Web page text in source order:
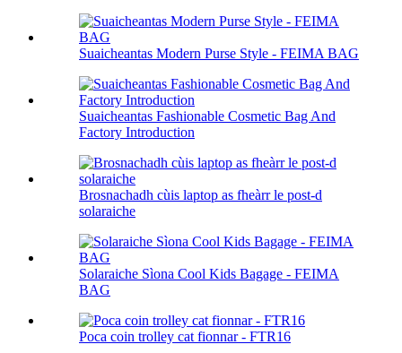
Suaicheantas Modern Purse Style - FEIMA BAG
Suaicheantas Fashionable Cosmetic Bag And
Factory Introduction
Brosnachadh cùis laptop as fheàrr le post-d
solaraiche
Solaraiche Sìona Cool Kids Bagage - FEIMA
BAG
Poca coin trolley cat fionnar - FTR16